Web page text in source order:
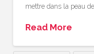
mettre dans la peau
Read More